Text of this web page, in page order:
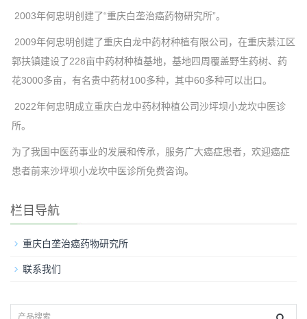
2003年何忠明创建了“重庆白垄治癌药物研究所”。
2009年何忠明创建了重庆白龙中药材种植有限公司，在重庆綦江区
郭扶镇建设了228亩中药材种植基地，基地四周覆盖野生药树、药
花3000多亩，有名贵中药材100多种，其中60多种可以出口。
2022年何忠明成立重庆白龙中药材种植公司沙坪坝小龙坎中医诊
所。
为了我国中医药事业的发展和传承，服务广大癌症患者，欢迎癌症
患者前来沙坪坝小龙坎中医诊所免费咨询。
栏目导航
重庆白垄治癌药物研究所
联系我们